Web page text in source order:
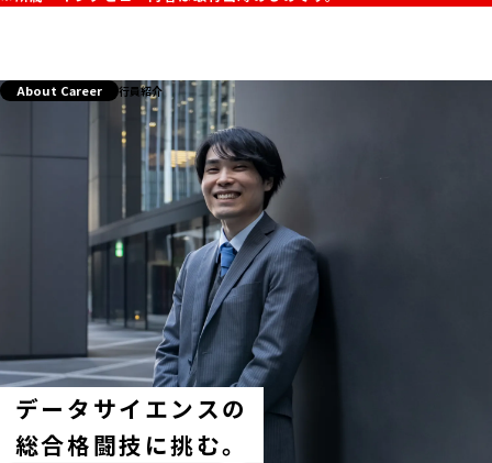
データサイエンスの
総合格闘技に挑む。
About Career 行員紹介